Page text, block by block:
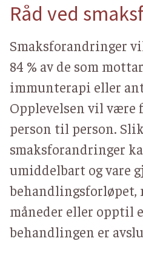
Råd ved
Smaksforandringer
84 % av de som
immunterapi eller
Opplevelsen vil være
person til person.
smaksforandringer
umiddelbart og vare
behandlingsforløpet,
måneder eller opptil
behandlingen er